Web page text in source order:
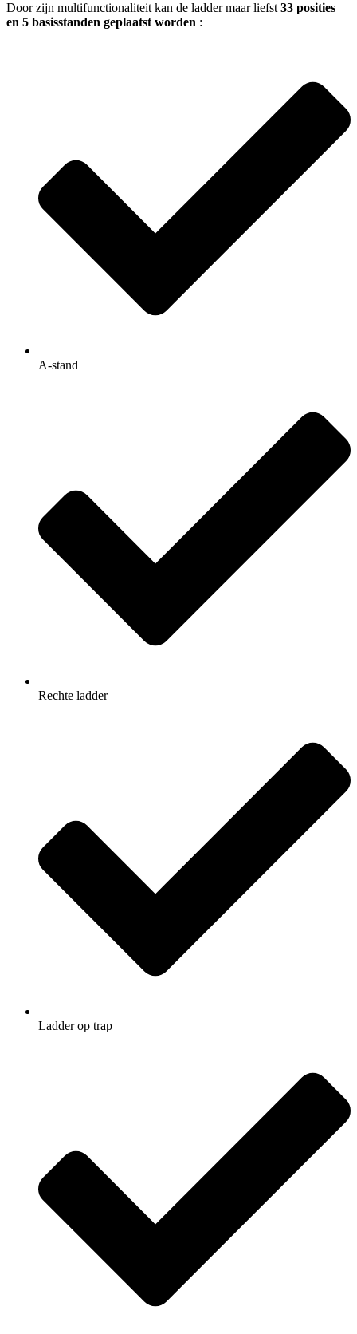
Door zijn multifunctionaliteit kan de ladder maar liefst33 posities
en 5 basisstanden geplaatst worden :
A-stand
Rechte ladder
Ladder op trap